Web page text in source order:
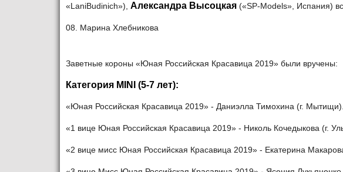
«LaniBudinich»), Александра Высоцкая («SP-Models», Испания)
08. Марина Хлебникова
Заветные короны «Юная Российская Красавица 2019» были вручены:
Категория MINI (5-7 лет):
«Юная Российская Красавица 2019» - Даниэлла Тимохина (г. Мытищи).
«1 вице Юная Российская Красавица 2019» - Николь Кочедыкова (г.
«2 вице мисс Юная Российская Красавица 2019» - Екатерина